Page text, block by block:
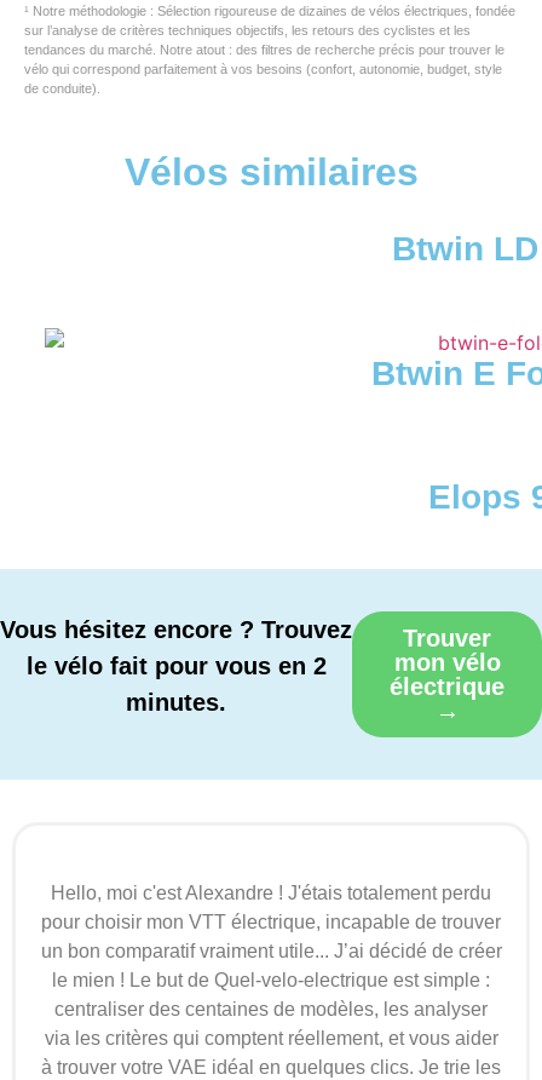
¹ Notre méthodologie : Sélection rigoureuse de dizaines de vélos électriques, fondée
sur l’analyse de critères techniques objectifs, les retours des cyclistes et les
tendances du marché. Notre atout : des filtres de recherche précis pour trouver le
vélo qui correspond parfaitement à vos besoins (confort, autonomie, budget, style
de conduite).
Vélos similaires
Btwin
Btwin E
Elops
Vous hésitez encore ? Trouvez
le vélo fait pour vous en 2
minutes.
Trouver
mon vélo
électrique
→
Hello, moi c'est Alexandre ! J'étais totalement perdu
pour choisir mon VTT électrique, incapable de trouver
un bon comparatif vraiment utile... J’ai décidé de créer
le mien ! Le but de Quel-velo-electrique est simple :
centraliser des centaines de modèles, les analyser
via les critères qui comptent réellement, et vous aider
à trouver votre VAE idéal en quelques clics. Je trie les